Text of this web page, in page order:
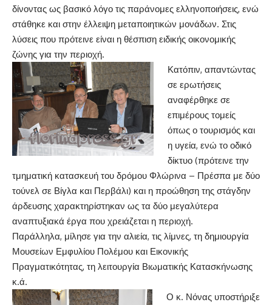
δίνοντας ως βασικό λόγο τις παράνομες ελληνοποιήσεις, ενώ
στάθηκε και στην έλλειψη μεταποιητικών μονάδων. Στις
λύσεις που πρότεινε είναι η θέσπιση ειδικής οικονομικής
ζώνης για την περιοχή.
Κατόπιν, απαντώντας
σε ερωτήσεις
αναφέρθηκε σε
επιμέρους τομείς
όπως ο τουρισμός και
η υγεία, ενώ το οδικό
δίκτυο (πρότεινε την
τμηματική κατασκευή του δρόμου Φλώρινα – Πρέσπα με δύο
τούνελ σε Βίγλα και Περβάλι) και η προώθηση της στάγδην
άρδευσης χαρακτηρίστηκαν ως τα δύο μεγαλύτερα
αναπτυξιακά έργα που χρειάζεται η περιοχή.
Παράλληλα, μίλησε για την αλιεία, τις λίμνες, τη δημιουργία
Μουσείων Εμφυλίου Πολέμου και Εικονικής
Πραγματικότητας, τη λειτουργία Βιωματικής Κατασκήνωσης
κ.ά.
Ο κ. Νόνας υποστήριξε